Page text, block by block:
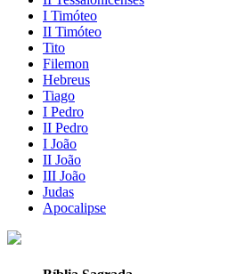
I Timóteo
II Timóteo
Tito
Filemon
Hebreus
Tiago
I Pedro
II Pedro
I João
II João
III João
Judas
Apocalipse